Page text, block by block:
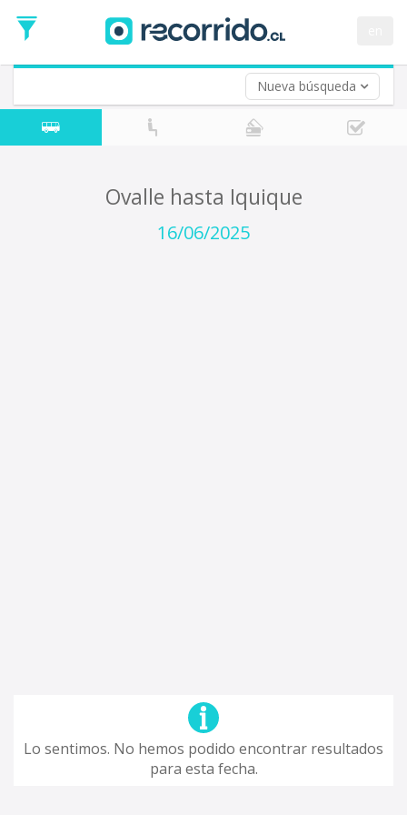
Nueva búsqueda
de
Ida
Vuelta (opcional)
Fecha
de
Ovalle hasta Iquique
16/06/2025
Lo sentimos. No hemos podido encontrar resultados
para esta fecha.